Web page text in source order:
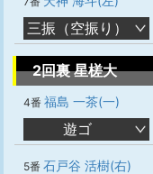
三振（空振り）
2回裏 星槎大
4番 福島 一茶(一)
遊ゴ
5番 石戸谷 活樹(右)